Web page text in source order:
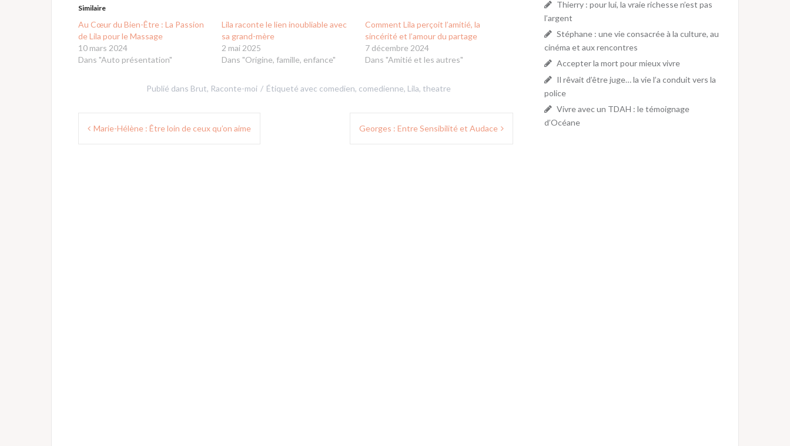
Similaire
Au Cœur du Bien-Être : La Passion
de Lila pour le Massage
10 mars 2024
Dans "Auto présentation"
Lila raconte le lien inoubliable avec
sa grand-mère
2 mai 2025
Dans "Origine, famille, enfance"
Comment Lila perçoit l’amitié, la
sincérité et l’amour du partage
7 décembre 2024
Dans "Amitié et les autres"
Publié dans Brut, Raconte-moi Étiqueté avec comedien, comedienne, Lila, theatre
Navigation
Marie-Hélène : Être loin de ceux qu’on aime Georges : Entre Sensibilité et Audace
Thierry : pour lui, la vraie richesse n’est pas
l’argent
Stéphane : une vie consacrée à la culture, au
cinéma et aux rencontres
Accepter la mort pour mieux vivre
Il rêvait d’être juge… la vie l’a conduit vers la
police
Vivre avec un TDAH : le témoignage
d’Océane